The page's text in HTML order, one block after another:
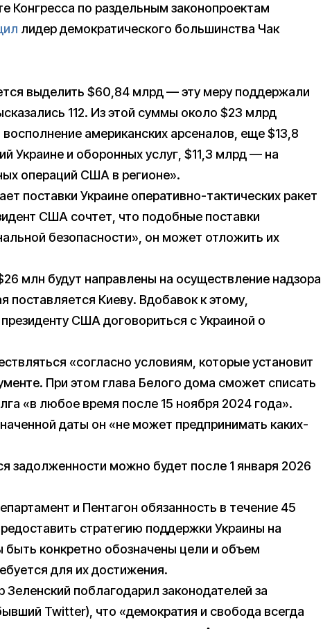
Конгресса по раздельным законопроектам
лидер демократического большинства Чак
выделить $60,84 млрд — эту меру поддержали
112. Из этой суммы около $23 млрд
американских арсеналов, еще $13,8
Украине и оборонных услуг, $11,3 млрд — на
операций США в регионе».
поставки Украине оперативно-тактических ракет
США сочтет, что подобные поставки
безопасности», он может отложить их
млн будут направлены на осуществление надзора
поставляется Киеву. Вдобавок к этому,
США договориться с Украиной о
«согласно условиям, которые установит
При этом глава Белого дома сможет списать
«в любое время после 15 ноября 2024 года».
даты он «не может предпринимать каких-
задолженности можно будет после 1 января 2026
и Пентагон обязанность в течение 45
стратегию поддержки Украины на
конкретно обозначены цели и объем
для их достижения.
поблагодарил законодателей за
Twitter), что «демократия и свобода всегда